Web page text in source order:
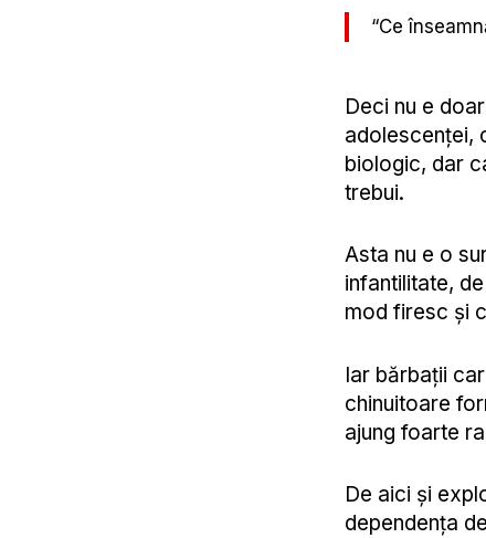
“Ce
Deci nu e
adolescenței,
biologic, dar
trebui.
Asta nu e o
infantilitate,
mod firesc și
Iar bărbații
chinuitoare
ajung foarte
De aici și
dependența